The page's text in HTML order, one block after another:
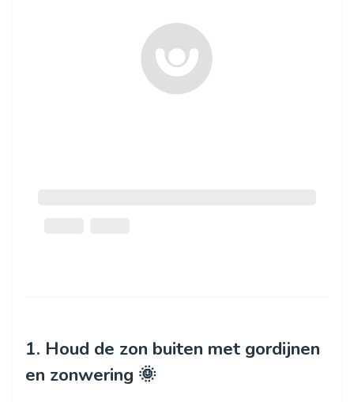
1. Houd de zon buiten met gordijnen
en zonwering 🌞